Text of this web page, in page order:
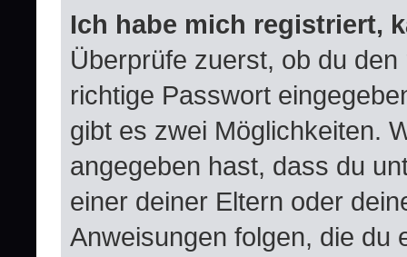
Ich habe mich registriert,
Überprüfe zuerst, ob du
richtige Passwort
gibt es zwei Möglichkeiten.
angegeben hast, dass du
einer deiner Eltern oder
Anweisungen folgen, die du